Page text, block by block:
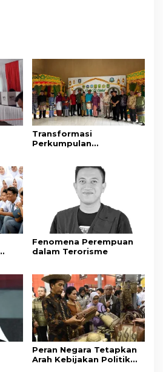
Transformasi
Perkumpulan
Fenomena Perempuan
dalam Terorisme
Peran Negara Tetapkan
Arah Kebijakan Politik